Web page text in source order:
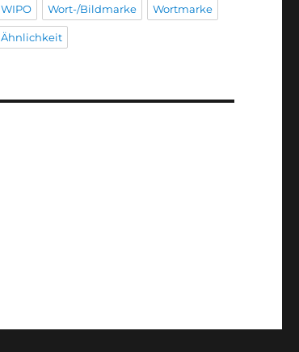
WIPO Wort-/Bildmarke Wortmarke
Ähnlichkeit